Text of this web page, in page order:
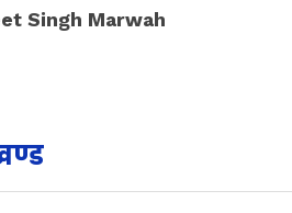
Singh Marwah